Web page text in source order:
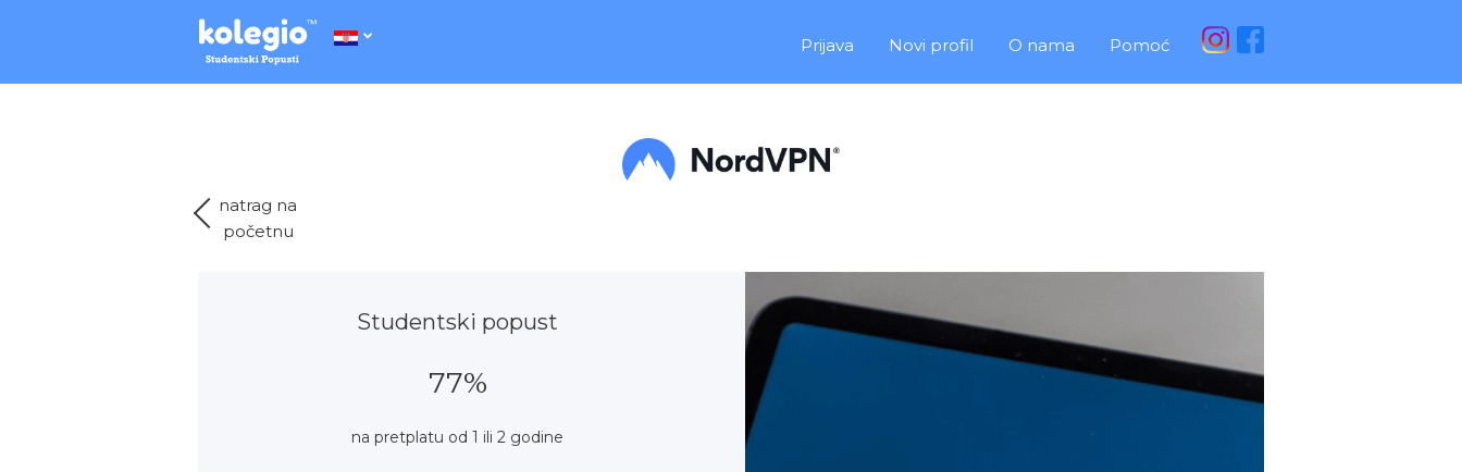
Prijava Novi profil O nama Pomoć
natrag na
početnu
Studentski popust
77%
na pretplatu od 1 ili 2 godine